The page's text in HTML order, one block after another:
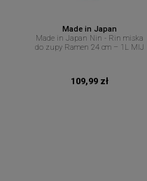
Made in Japan
Made in Japan Nin - Rin miska
do zupy Ramen 24 cm – 1L MIJ
109,99 zł